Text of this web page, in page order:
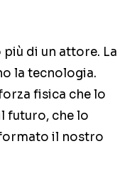
di un attore. La
la tecnologia.
fisica che lo
futuro, che lo
il nostro